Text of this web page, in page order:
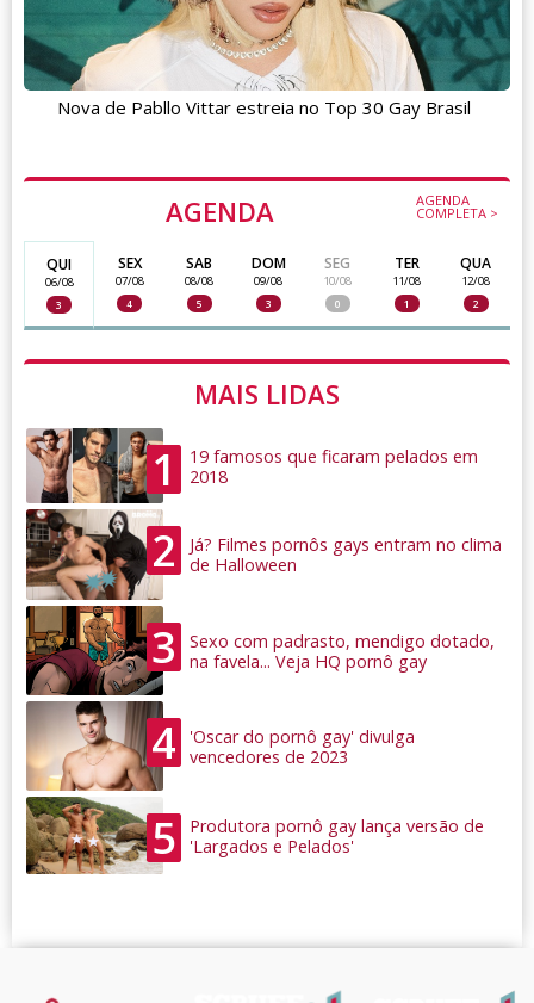
AGENDA AGENDA
COMPLETA >
QUI
06/08
3
SEX
07/08
4
SAB
08/08
5
DOM
09/08
3
SEG
10/08
0
TER
11/08
1
QUA
12/08
2
MAIS LIDAS
1
19 famosos que ficaram pelados em
2018
2
Já? Filmes pornôs gays entram no clima
de Halloween
3
Sexo com padrasto, mendigo dotado,
na favela... Veja HQ pornô gay
4
'Oscar do pornô gay' divulga
vencedores de 2023
5
Produtora pornô gay lança versão de
'Largados e Pelados'
Nova de Pabllo Vittar estreia no Top 30 Gay Brasil